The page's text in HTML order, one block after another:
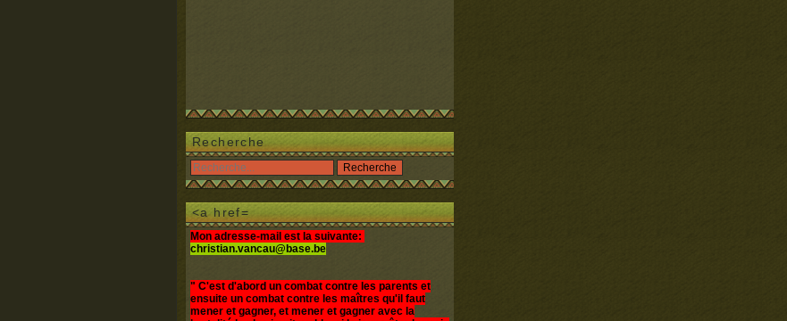
Recherche
<a href=
Mon adresse-mail est la suivante:
christian.vancau@base.be
" C'est d'abord un combat contre les parents et
ensuite un combat contre les maîtres qu'il faut
mener et gagner, et mener et gagner avec la